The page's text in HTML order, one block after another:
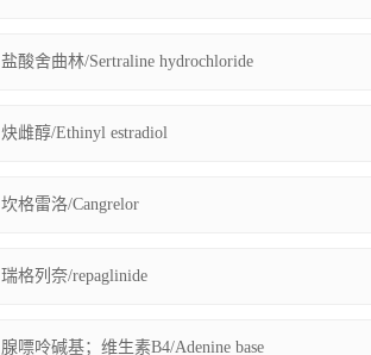
盐酸舍曲林/Sertraline hydrochloride
炔雌醇/Ethinyl estradiol
坎格雷洛/Cangrelor
瑞格列奈/repaglinide
腺嘌呤碱基；维生素B4/Adenine base